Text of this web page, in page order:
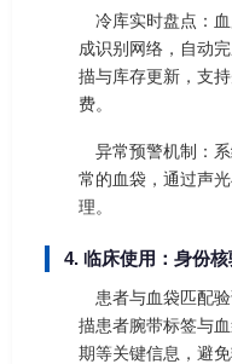
冷库实时盘点：
成识别网络，自动
描与库存更新，支
费。
异常预警机制：
常的血袋，通过声
理。
4. 临床使用：身份
患者与血袋匹配
描患者腕带标签与
期等关键信息，避免